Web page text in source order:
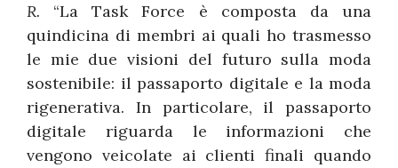
R. “La Task Force è composta da una
quindicina di membri ai quali ho trasmesso
le mie due visioni del futuro sulla moda
sostenibile: il passaporto digitale e la moda
rigenerativa. In particolare, il passaporto
digitale riguarda le informazioni che
vengono veicolate ai clienti finali quando